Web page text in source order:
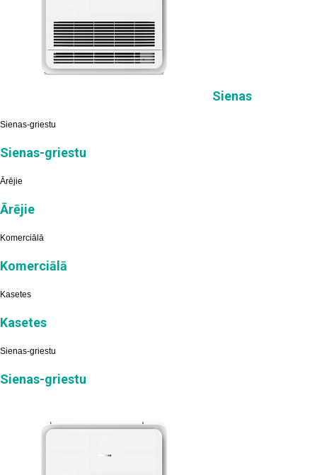
Sienas
Sienas-griestu
Sienas-griestu
Ārējie
Ārējie
Komerciālā
Komerciālā
Kasetes
Kasetes
Sienas-griestu
Sienas-griestu